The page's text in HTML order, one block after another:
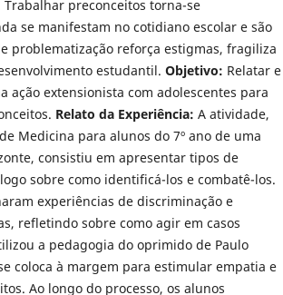
preconceitos torna-se
se manifestam no cotidiano escolar e são
problematização reforça estigmas, fragiliza
estudantil. Objetivo: Relatar e
ação extensionista com adolescentes para
Relato da Experiência: A atividade,
Medicina para alunos do 7º ano de uma
consistiu em apresentar tipos de
sobre como identificá-los e combatê-los.
experiências de discriminação e
refletindo sobre como agir em casos
a pedagogia do oprimido de Paulo
coloca à margem para estimular empatia e
Ao longo do processo, os alunos